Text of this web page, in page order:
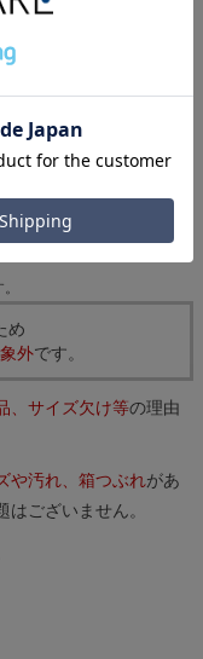
製方法により写真と同様の
の商品と画像のカラーが多
。
程度）の誤差が生じる場合
め
外です。
、サイズ欠け等の理由
や汚れ、箱つぶれがあ
ございません。